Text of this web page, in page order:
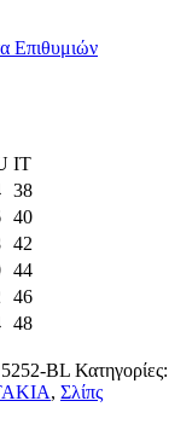
Επιθυμιών
ΙΤ
38
40
42
44
46
48
5252-BL Κατηγορίες:
, Σλίπς